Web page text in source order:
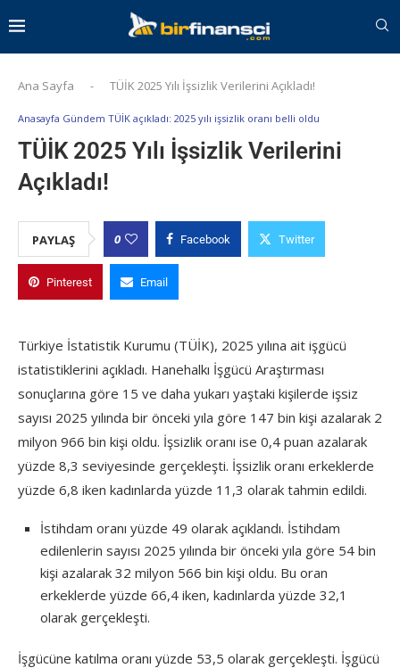
Ana Sayfa - TÜİK 2025 Yılı İşsizlik Verilerini Açıkladı!
Anasayfa Gündem TÜİK açıkladı: 2025 yılı işsizlik oranı belli oldu
TÜİK 2025 Yılı İşsizlik Verilerini
Açıkladı!
PAYLAŞ 0 Facebook Twitter
Pinterest Email
Türkiye İstatistik Kurumu (TÜİK), 2025 yılına ait işgücü
istatistiklerini açıkladı. Hanehalkı İşgücü Araştırması
sonuçlarına göre 15 ve daha yukarı yaştaki kişilerde işsiz
sayısı 2025 yılında bir önceki yıla göre 147 bin kişi azalarak 2
milyon 966 bin kişi oldu. İşsizlik oranı ise 0,4 puan azalarak
yüzde 8,3 seviyesinde gerçekleşti. İşsizlik oranı erkeklerde
yüzde 6,8 iken kadınlarda yüzde 11,3 olarak tahmin edildi.
İstihdam oranı yüzde 49 olarak açıklandı. İstihdam
edilenlerin sayısı 2025 yılında bir önceki yıla göre 54 bin
kişi azalarak 32 milyon 566 bin kişi oldu. Bu oran
erkeklerde yüzde 66,4 iken, kadınlarda yüzde 32,1
olarak gerçekleşti.
İşgücüne katılma oranı yüzde 53,5 olarak gerçekleşti. İşgücü